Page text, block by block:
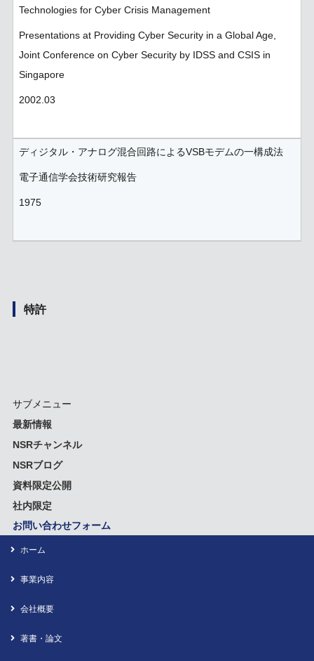
Technologies for Cyber Crisis Management
Presentations at Providing Cyber Security in a Global Age,
Joint Conference on Cyber Security by IDSS and CSIS in
Singapore
2002.03
ディジタル・アナログ混合回路によるVSBモデムの一構成法
電子通信学会技術研究報告
1975
特許
サブメニュー
最新情報
NSRチャンネル
NSRブログ
資料限定公開
社内限定
お問い合わせフォーム
ホーム
事業内容
会社概要
著書・論文